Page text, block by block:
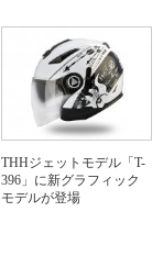
THHジェットモデル「T-
396」に新グラフィック
モデルが登場